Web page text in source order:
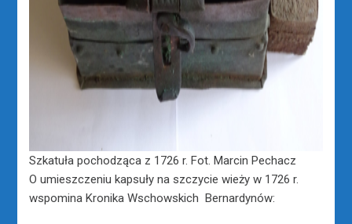
Szkatuła pochodząca z 1726 r. Fot. Marcin Pechacz
O umieszczeniu kapsuły na szczycie wieży w 1726 r.
wspomina Kronika Wschowskich Bernardynów: